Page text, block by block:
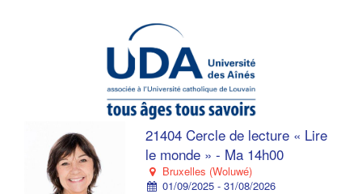
21404 Cercle de lecture « Lire
le monde » - Ma 14h00
Bruxelles (Woluwé)
01/09/2025 - 31/08/2026